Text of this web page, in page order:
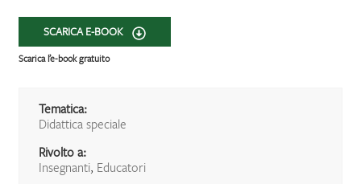
SCARICA E-BOOK
Scarica l’e-book gratuito
Tematica:
Didattica speciale
Rivolto a:
Insegnanti, Educatori